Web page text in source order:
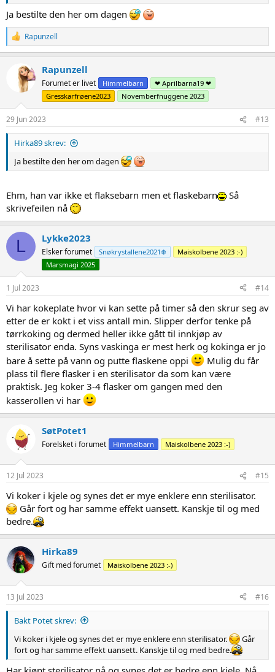
Ja bestilte den her om dagen
R
e
a
c
t
i
o
n
:
Rapunzell
Rapunzell
Forumet er livet Himmelbarn
❤ Aprilbarna19 ❤
Gresskarfrøene2023
Novemberfnuggene 2023
29 Jun 2023 #13
Hirka89 skrev:
Ja bestilte den her om dagen
Ehm, han var ikke et flaksebarn men et flaskebarn
Så
skrivefeilen nå
L Lykke2023
Elsker forumet Snøkrystallene2021❄️
Maiskolbene 2023 :-)
Marsmagi 2025
1 Jul 2023 #14
Vi har kokeplate hvor vi kan sette på timer så den skrur seg av
etter de er kokt i et viss antall min. Slipper derfor tenke på
tørrkoking og dermed heller ikke gått til innkjøp av
sterilisator enda. Syns vaskinga er mest herk og kokinga er jo
bare å sette på vann og putte flaskene oppi
Mulig du får
plass til flere flasker i en sterilisator da som kan være
praktisk. Jeg koker 3-4 flasker om gangen med den
kasserollen vi har
SøtPotet1
Forelsket i forumet Himmelbarn Maiskolbene 2023 :-)
12 Jul 2023 #15
Vi koker i kjele og synes det er mye enklere enn sterilisator.
Går fort og har samme effekt uansett. Kanskje til og med
bedre.
Hirka89
Gift med forumet Maiskolbene 2023 :-)
13 Jul 2023 #16
Bakt Potet skrev:
Vi koker i kjele og synes det er mye enklere enn sterilisator.
Går
fort og har samme effekt uansett. Kanskje til og med bedre.